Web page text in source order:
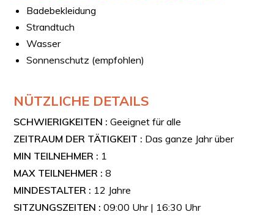
Badebekleidung
Strandtuch
Wasser
Sonnenschutz (empfohlen)
NÜTZLICHE DETAILS
SCHWIERIGKEITEN :Geeignet für alle
ZEITRAUM DER TÄTIGKEIT : Das ganze Jahr über
MIN TEILNEHMER : 1
MAX TEILNEHMER :8
MINDESTALTER : 12 Jahre
SITZUNGSZEITEN :09:00 Uhr | 16:30 Uhr